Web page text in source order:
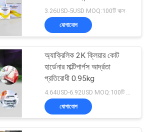
37
3.26USD-5USD MOQ:100টি বাক্স
যোগাযোগ
অ্যাক্রিলিক 2K ক্লিয়ার কোট
হার্ডেনার মাল্টিপার্পস আর্দ্রতা
প্রতিরোধী 0.95kg
যোগাযোগ